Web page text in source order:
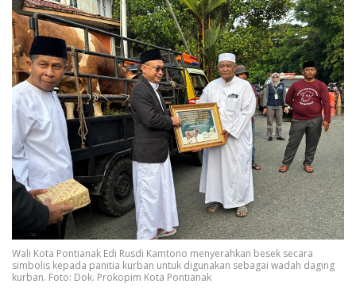
Wali Kota Pontianak Edi Rusdi Kamtono menyerahkan besek secara
simbolis kepada panitia kurban untuk digunakan sebagai wadah daging
kurban. Foto: Dok. Prokopim Kota Pontianak